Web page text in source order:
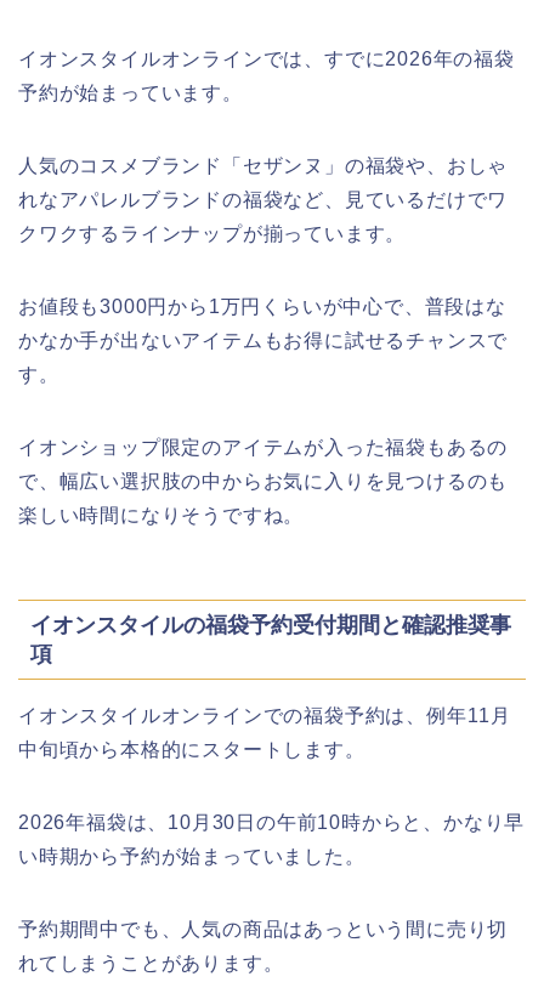
イオンスタイルオンラインでは、すでに2026年の福袋
予約が始まっています。
人気のコスメブランド「セザンヌ」の福袋や、おしゃ
れなアパレルブランドの福袋など、見ているだけでワ
クワクするラインナップが揃っています。
お値段も3000円から1万円くらいが中心で、普段はな
かなか手が出ないアイテムもお得に試せるチャンスで
す。
イオンショップ限定のアイテムが入った福袋もあるの
で、幅広い選択肢の中からお気に入りを見つけるのも
楽しい時間になりそうですね。
イオンスタイルの福袋予約受付期間と確認推奨事
項
イオンスタイルオンラインでの福袋予約は、例年11月
中旬頃から本格的にスタートします。
2026年福袋は、10月30日の午前10時からと、かなり早
い時期から予約が始まっていました。
予約期間中でも、人気の商品はあっという間に売り切
れてしまうことがあります。